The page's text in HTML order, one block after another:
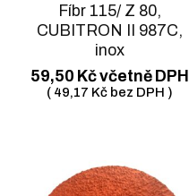
Fíbr 115/ Z 80,
CUBITRON II 987C,
inox
59,50 Kčvčetně DPH
( 49,17 Kč bez DPH )